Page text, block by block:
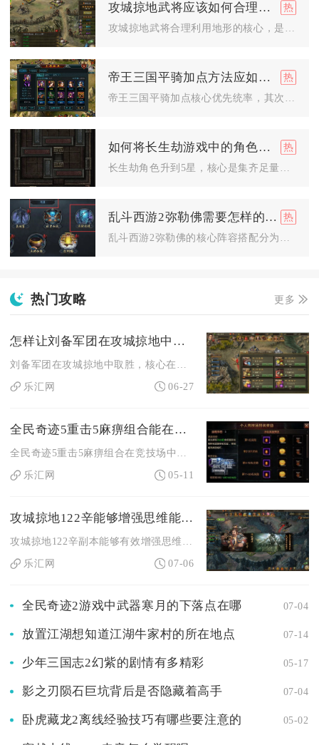
攻城掠地武将应该如何合理利用地形
帝王三国平骑加点方法应如何选择
如何将长生劫游戏中的角色升到5星
乱斗西游2弥勒佛需要怎样的阵容搭配
热门攻略 更多
怎样让刘备军团在攻城掠地中战胜对手
乐汇网
06-27
全民奇迹5重击5麻痹组合能在竞技场中获胜吗
乐汇网
05-11
攻城掠地122辛能够增强思维能力吗
攻城掠地122辛副本能够有效增强思维能力，该副本多重博弈机制...
乐汇网
07-06
全民奇迹2游戏中武器寒月的下落点在哪 07-04
放置江湖想知道江湖牛家村的所在地点 07-14
少年三国志2幻紫的剧情有多精彩 05-17
影之刃陨石巨坑背后是否隐藏着高手 07-04
卧虎藏龙2离线经验技巧有哪些要注意的 05-02